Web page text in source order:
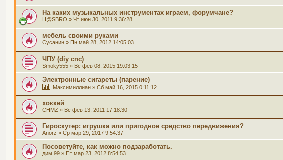
На каких музыкальных инструментах играем, форумчане?
H@SBRO » Чт июн 30, 2011 9:36:28
мебель своими руками
Сусанин » Пн май 28, 2012 14:05:03
ЧПУ (diy cnc)
Smoky555 » Вс фев 08, 2015 19:03:15
Электронные сигареты (парение)
Максимиллиан » Сб май 16, 2015 0:11:12
хоккей
CHMZ » Вс фев 13, 2011 17:18:30
Гироскутер: игрушка или пригодное средство передвижения?
Anorz » Ср мар 29, 2017 9:54:37
Посоветуйте, как можно подзаработать.
дим 99 » Пт мар 23, 2012 8:54:53